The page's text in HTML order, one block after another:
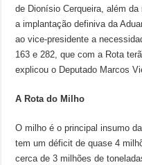
de Dionísio Cerqueira, além
a implantação definiva da
ao vice-presidente a
163 e 282, que com a Rota
explicou o Deputado Marcos
A Rota do Milho
O milho é o principal insumo
tem um déficit de quase 4
cerca de 3 milhões de